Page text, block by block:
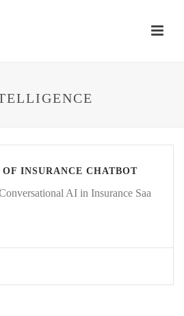
OF INSURANCE CHATBOT
AI in Insurance Saa